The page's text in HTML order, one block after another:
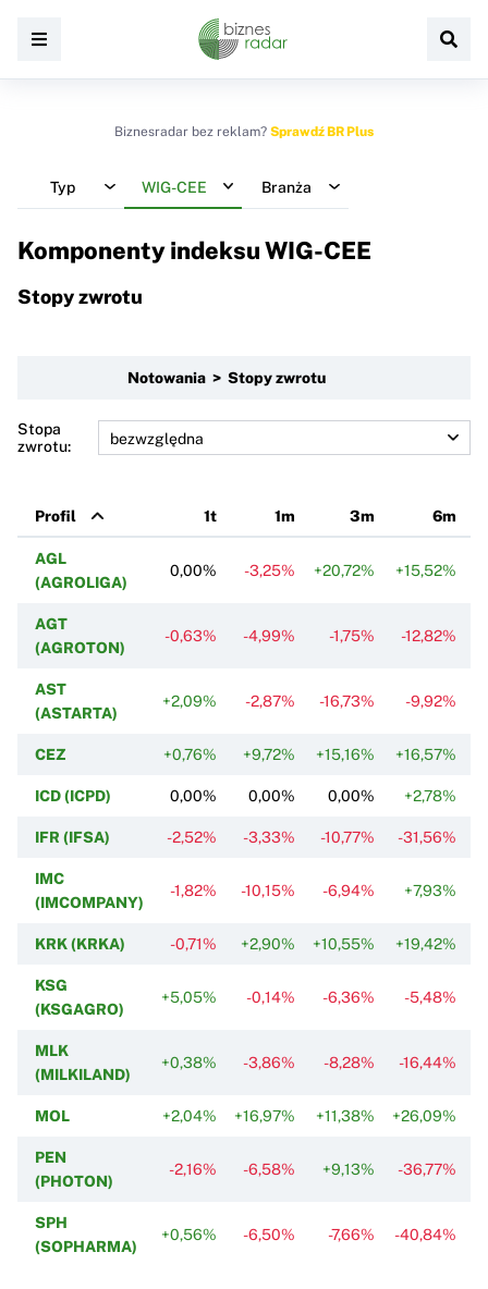
Biznesradar bez reklam? Sprawdź BR Plus
Typ WIG-CEE Branża
Komponenty indeksuWIG-CEE
Stopy zwrotu
Notowania > Stopy zwrotu
Stopa
zwrotu:
Profil 1t 1m 3m 6m
AGL
(AGROLIGA)
0,00% -3,25% +20,72% +15,52%
AGT
(AGROTON)
-0,63% -4,99% -1,75% -12,82%
AST
(ASTARTA)
+2,09% -2,87% -16,73% -9,92%
CEZ +0,76% +9,72% +15,16% +16,57%
ICD (ICPD) 0,00% 0,00% 0,00% +2,78%
IFR (IFSA) -2,52% -3,33% -10,77% -31,56%
IMC
(IMCOMPANY)
-1,82% -10,15% -6,94% +7,93%
KRK (KRKA) -0,71% +2,90% +10,55% +19,42%
KSG
(KSGAGRO)
+5,05% -0,14% -6,36% -5,48%
MLK
(MILKILAND)
+0,38% -3,86% -8,28% -16,44%
MOL +2,04% +16,97% +11,38% +26,09%
PEN
(PHOTON)
-2,16% -6,58% +9,13% -36,77%
SPH
(SOPHARMA)
+0,56% -6,50% -7,66% -40,84%